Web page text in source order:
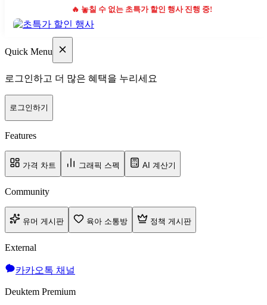
🔥 놓칠 수 없는 초특가 할인 행사 진행 중!
Quick Menu
로그인하고 더 많은 혜택을 누리세요
로그인하기
Features
가격 차트 그래픽 스펙 AI 계산기
Community
유머 게시판 육아 소통방 정책 게시판
External
카카오톡 채널
Deuktem Premium